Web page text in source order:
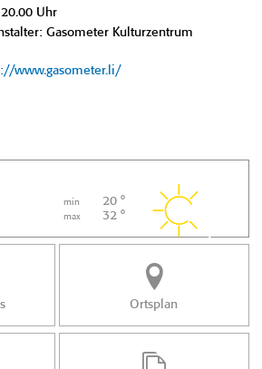
Uhr
Gasometer Kulturzentrum
www.gasometer.li/
min 20 °
max 32 °
Ortsplan